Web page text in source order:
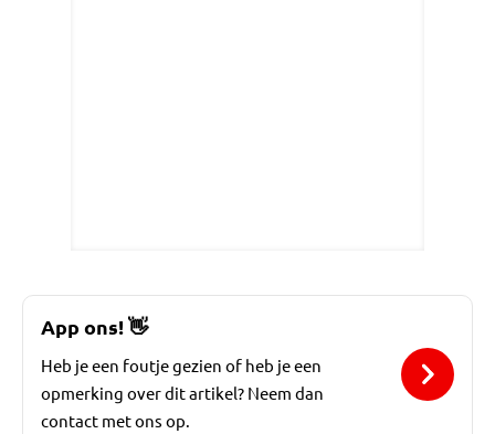
App ons!👋
Heb je een foutje gezien of heb je een
opmerking over dit artikel? Neem dan
contact met ons op.